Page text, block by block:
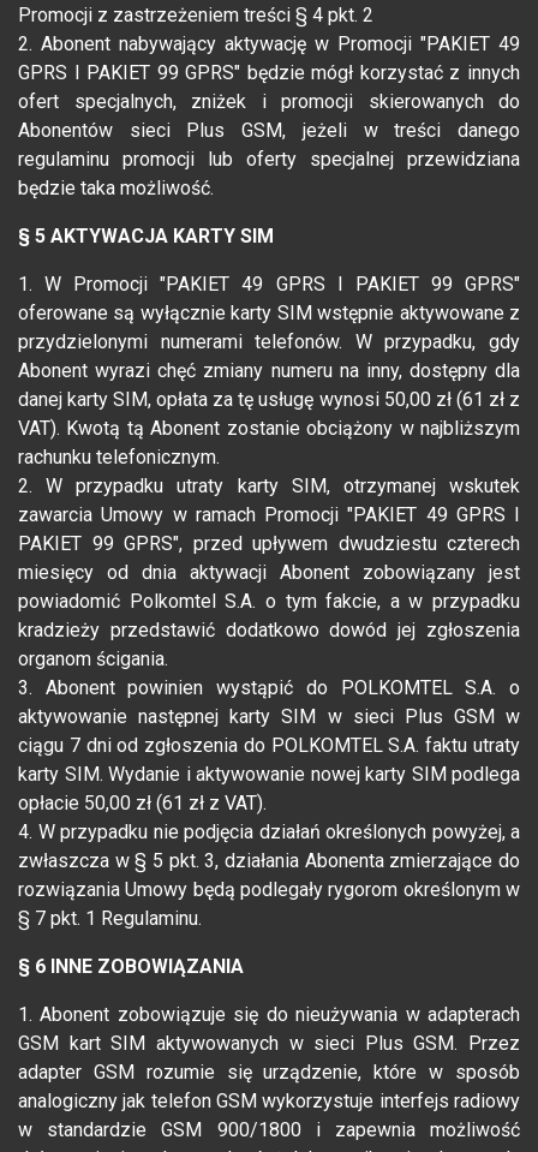
Promocji z zastrzeżeniem treści § 4 pkt. 2
2. Abonent nabywający aktywację w Promocji "PAKIET 49
GPRS I PAKIET 99 GPRS" będzie mógł korzystać z innych
ofert specjalnych, zniżek i promocji skierowanych do
Abonentów sieci Plus GSM, jeżeli w treści danego
regulaminu promocji lub oferty specjalnej przewidziana
będzie taka możliwość.
§ 5 AKTYWACJA KARTY SIM
1. W Promocji "PAKIET 49 GPRS I PAKIET 99 GPRS"
oferowane są wyłącznie karty SIM wstępnie aktywowane z
przydzielonymi numerami telefonów. W przypadku, gdy
Abonent wyrazi chęć zmiany numeru na inny, dostępny dla
danej karty SIM, opłata za tę usługę wynosi 50,00 zł (61 zł z
VAT). Kwotą tą Abonent zostanie obciążony w najbliższym
rachunku telefonicznym.
2. W przypadku utraty karty SIM, otrzymanej wskutek
zawarcia Umowy w ramach Promocji "PAKIET 49 GPRS I
PAKIET 99 GPRS", przed upływem dwudziestu czterech
miesięcy od dnia aktywacji Abonent zobowiązany jest
powiadomić Polkomtel S.A. o tym fakcie, a w przypadku
kradzieży przedstawić dodatkowo dowód jej zgłoszenia
organom ścigania.
3. Abonent powinien wystąpić do POLKOMTEL S.A. o
aktywowanie następnej karty SIM w sieci Plus GSM w
ciągu 7 dni od zgłoszenia do POLKOMTEL S.A. faktu utraty
karty SIM. Wydanie i aktywowanie nowej karty SIM podlega
opłacie 50,00 zł (61 zł z VAT).
4. W przypadku nie podjęcia działań określonych powyżej, a
zwłaszcza w § 5 pkt. 3, działania Abonenta zmierzające do
rozwiązania Umowy będą podlegały rygorom określonym w
§ 7 pkt. 1 Regulaminu.
§ 6 INNE ZOBOWIĄZANIA
1. Abonent zobowiązuje się do nieużywania w adapterach
GSM kart SIM aktywowanych w sieci Plus GSM. Przez
adapter GSM rozumie się urządzenie, które w sposób
analogiczny jak telefon GSM wykorzystuje interfejs radiowy
w standardzie GSM 900/1800 i zapewnia możliwość